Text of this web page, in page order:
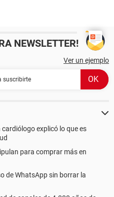
NEWSLETTER!
Ver un ejemplo
explicó lo que es
para comprar más en
de WhatsApp sin borrar la